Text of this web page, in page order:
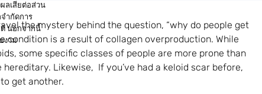
ลเสียต่อส่วน
ำกัดการ
ด้ นอกจากนี้
งาม
the mystery behind the question, “why do people get
condition is a result of collagen overproduction. While
some specific classes of people are more prone than
hereditary. Likewise, If you’ve had a keloid scar before,
get another.